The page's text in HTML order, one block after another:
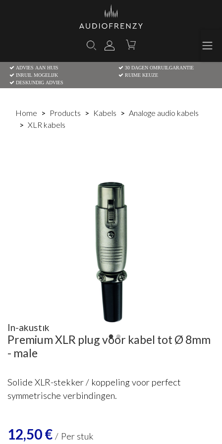
ADVIES AAN HUIS
30 DAGEN OMRUILGARANTIE
INRUIL MOGELIJK
RUIME KEUZE
DESKUNDIG ADVIES
Home Products Kabels
Analoge audio kabels
XLR kabels
In-akustik
Premium XLR plug voor kabel tot Ø 8mm
- male
Solide XLR-stekker / koppeling voor perfect
symmetrische verbindingen.
12,50€ / Per stuk